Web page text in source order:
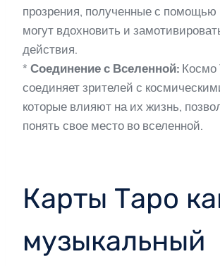
прозрения, полученные с помощью
могут вдохновить и
действия.
* Соединение с Вселенной: Космо
соединяет зрителей с
которые влияют на их жизнь,
понять свое место во вселенной.
Карты Таро
музыкальный